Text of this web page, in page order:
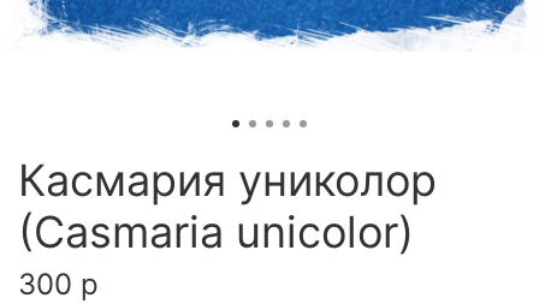
Касмария униколор
(Casmaria unicolor)
300 р